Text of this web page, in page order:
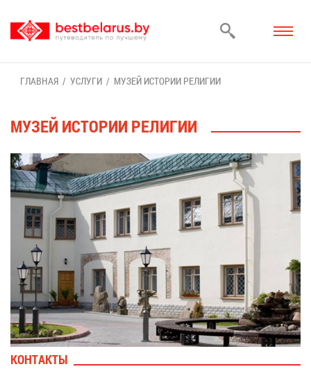
ГЛАВ­НАЯ УСЛУ­ГИ МУ­ЗЕЙ ИС­ТО­РИИ РЕ­ЛИ­ГИИ
МУ­ЗЕЙ ИС­ТО­РИИ РЕ­ЛИ­ГИИ
КОН­ТАК­ТЫ